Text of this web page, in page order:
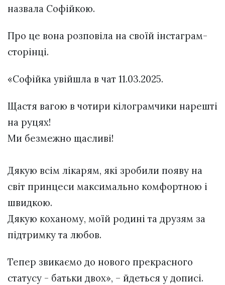
Політика конфіденційності
назвала Софійкою.
Про це вона розповіла на своїй інстаграм-
сторінці.
«Софійка увійшла в чат 11.03.2025.
Щастя вагою в чотири кілограмчики нарешті
на руцях!
Ми безмежно щасливі!
Дякую всім лікарям, які зробили появу на
світ принцеси максимально комфортною і
швидкою.
Дякую коханому, моїй родині та друзям за
підтримку та любов.
Тепер звикаємо до нового прекрасного
статусу - батьки двох», – йдеться у дописі.